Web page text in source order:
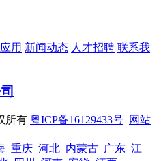
用 新闻动态 人才招聘 联系我
所有 粤ICP备16129433号 网站
重庆 河北 内蒙古 广东 江